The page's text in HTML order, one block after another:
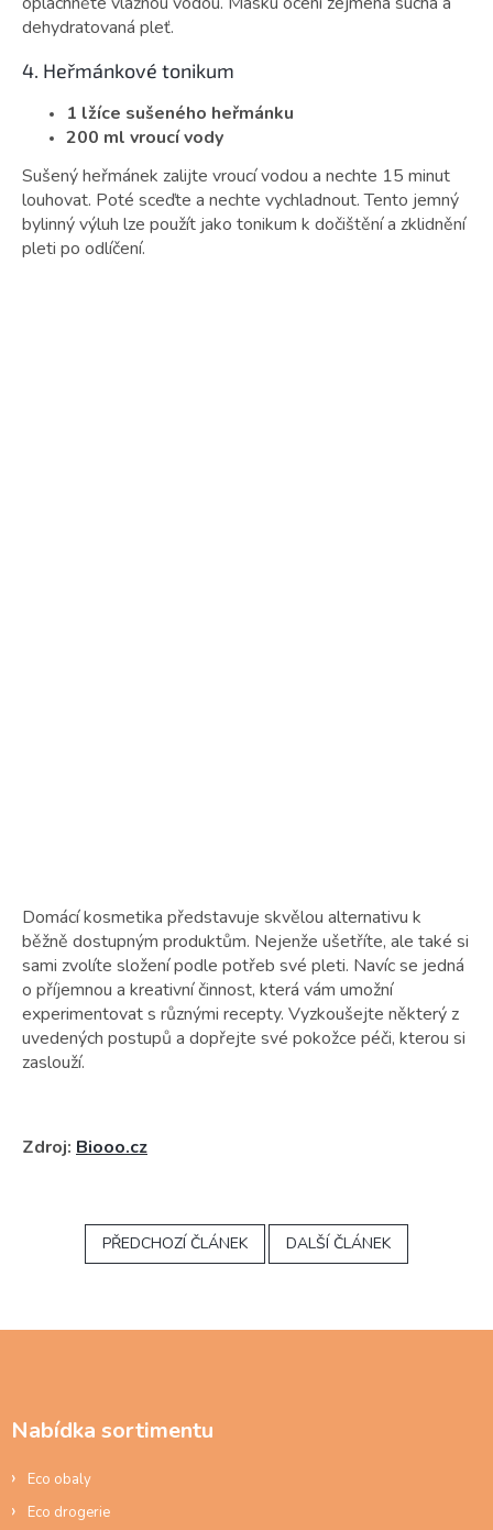
dehydratovaná pleť.
4. Heřmánkové tonikum
1 lžíce sušeného heřmánku
200 ml vroucí vody
Sušený heřmánek zalijte vroucí vodou a nechte 15 minut
louhovat. Poté sceďte a nechte vychladnout. Tento jemný
bylinný výluh lze použít jako tonikum k dočištění a zklidnění
pleti po odlíčení.
Domácí kosmetika představuje skvělou alternativu k
běžně dostupným produktům. Nejenže ušetříte, ale také si
sami zvolíte složení podle potřeb své pleti. Navíc se jedná
o příjemnou a kreativní činnost, která vám umožní
experimentovat s různými recepty. Vyzkoušejte některý z
uvedených postupů a dopřejte své pokožce péči, kterou si
zaslouží.
Zdroj: Biooo.cz
PŘEDCHOZÍ ČLÁNEK DALŠÍ ČLÁNEK
Nabídka sortimentu
Eco obaly
Eco drogerie